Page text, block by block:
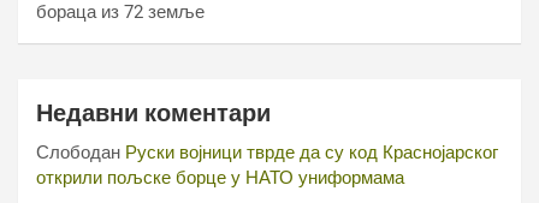
бораца из 72 земље
Недавни коментари
Слободан Руски војници тврде да су код Краснојарског
открили пољске борце у НАТО униформама